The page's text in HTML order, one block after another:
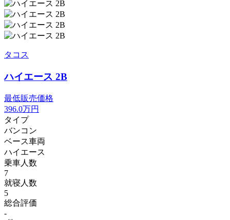
タコス
ハイエース 2B
最低販売価格
396.0万円
タイプ
バンコン
ベース車両
ハイエース
乗車人数
7
就寝人数
5
総合評価
-